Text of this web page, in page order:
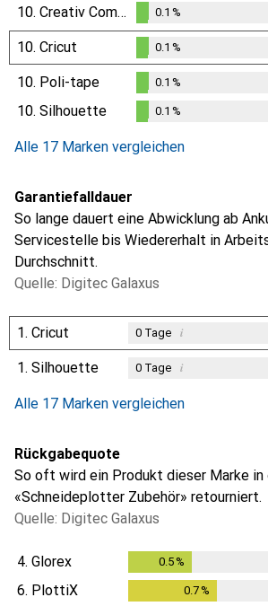
10. Creativ Company
0.1%
0.1 %
10. Cricut
0.1%
0.1 %
10. Poli-tape
%
0.1 %
10. Silhouette 0.1 %
Alle 17 Marken vergleichen
Garantiefalldauer
So lange dauert eine Abwicklung ab
Servicestelle bis Wiedererhalt in
Durchschnitt.
Quelle: Digitec Galaxus
1. Cricut 0Tage i
1. Silhouette 0Tage i
Alle 17 Marken vergleichen
Rückgabequote
So oft wird ein Produkt dieser Marke in
«Schneideplotter Zubehör» retourniert.
Quelle: Digitec Galaxus
4. Glorex 0.5%
6. PlottiX 0.7%